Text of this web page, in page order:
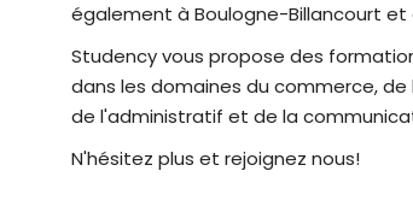
également à Boulogne-Billancourt et
Studency vous propose des
dans les domaines du commerce,
de l'administratif et de la
N'hésitez plus et rejoignez nous!